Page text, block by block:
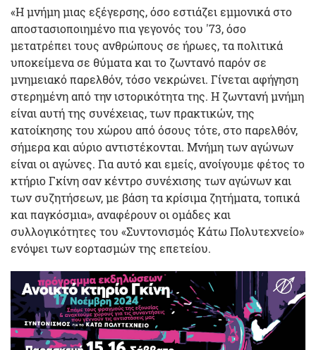
«Η μνήμη μιας εξέγερσης, όσο εστιάζει εμμονικά στο
αποστασιοποιημένο πια γεγονός του '73, όσο
μετατρέπει τους ανθρώπους σε ήρωες, τα πολιτικά
υποκείμενα σε θύματα και το ζωντανό παρόν σε
μνημειακό παρελθόν, τόσο νεκρώνει. Γίνεται αφήγηση
στερημένη από την ιστορικότητα της. Η ζωντανή μνήμη
είναι αυτή της συνέχειας, των πρακτικών, της
κατοίκησης του χώρου από όσους τότε, στο παρελθόν,
σήμερα και αύριο αντιστέκονται. Μνήμη των αγώνων
είναι οι αγώνες. Για αυτό και εμείς, ανοίγουμε φέτος το
κτήριο Γκίνη σαν κέντρο συνέχισης των αγώνων και
των συζητήσεων, με βάση τα κρίσιμα ζητήματα, τοπικά
και παγκόσμια», αναφέρουν οι ομάδες και
συλλογικότητες του «Συντονισμός Κάτω Πολυτεχνείο»
ενόψει των εορτασμών της επετείου.